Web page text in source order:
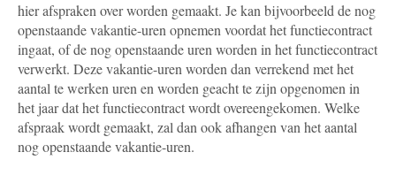
hier afspraken over worden gemaakt. Je kan bijvoorbeeld de nog
openstaande vakantie-uren opnemen voordat het functiecontract
ingaat, of de nog openstaande uren worden in het functiecontract
verwerkt. Deze vakantie-uren worden dan verrekend met het
aantal te werken uren en worden geacht te zijn opgenomen in
het jaar dat het functiecontract wordt overeengekomen. Welke
afspraak wordt gemaakt, zal dan ook afhangen van het aantal
nog openstaande vakantie-uren.